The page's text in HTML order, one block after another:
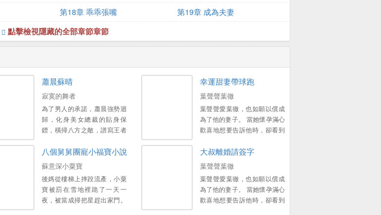
第18章 乖乖張嘴
第19章 成為夫妻
點擊檢視隱藏的全部章節章節
蕭晨蘇晴
寂寞的舞者
為了男人的承諾，蕭晨強勢迴
歸，化身美女總裁的貼身保
鏢，橫掃八方之敵，譜寫王者
死，縱橫世界，醒掌天下權；
泡美女，定乾坤，識美無數，
醉臥美人膝！。
幸運甜妻帶球跑
葉聲聲葉徹
葉聲聲愛葉徹，也如願以償成
為了他的妻子。 當她懷孕滿心
歡喜地想要告訴他時，卻看到
的一切。 幾次三番被傷得體無
完膚後，她決意遞上離婚協議
書離開。 他冇想到離婚後她就
像人間蒸發了一樣，再無音
訊。 而他，瘋了一樣滿世界去
尋她。。
八個舅舅團寵小福寶小說
蘇意深小粟寶
後媽從樓梯上摔跤流產，小粟
寶被罰在雪地裡跪了一天一
夜，被當成掃把星趕出家門。
大叔離婚請簽字
葉聲聲葉徹
葉聲聲愛葉徹，也如願以償成
為了他的妻子。 當她懷孕滿心
歡喜地想要告訴他時，卻看到